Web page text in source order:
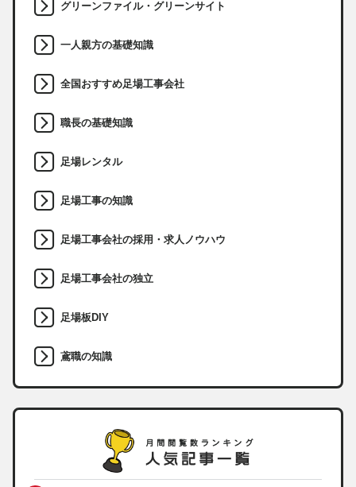
グリーンファイル・グリーンサイト
一人親方の基礎知識
全国おすすめ足場工事会社
職長の基礎知識
足場レンタル
足場工事の知識
足場工事会社の採用・求人ノウハウ
足場工事会社の独立
足場板DIY
鳶職の知識